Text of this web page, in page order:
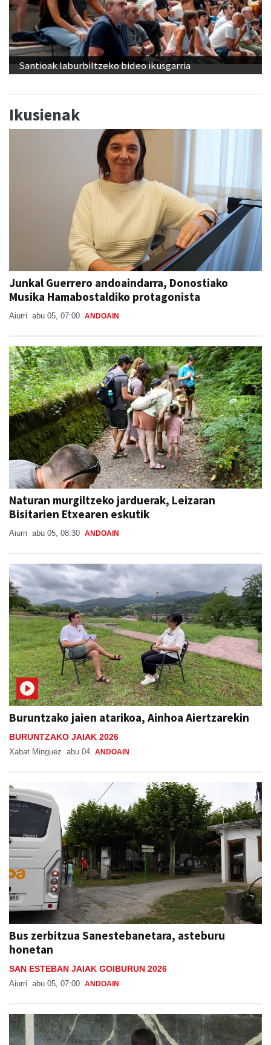
Santioak laburbiltzeko bideo ikusgarria
Ikusienak
Junkal Guerrero andoaindarra, Donostiako
Musika Hamabostaldiko protagonista
Aiurri abu 05, 07:00 ANDOAIN
Naturan murgiltzeko jarduerak, Leizaran
Bisitarien Etxearen eskutik
Aiurri abu 05, 08:30 ANDOAIN
Buruntzako jaien atarikoa, Ainhoa Aiertzarekin
BURUNTZAKO JAIAK 2026
Xabat Minguez abu 04 ANDOAIN
Bus zerbitzua Sanestebanetara, asteburu
honetan
SAN ESTEBAN JAIAK GOIBURUN 2026
Aiurri abu 05, 07:00 ANDOAIN